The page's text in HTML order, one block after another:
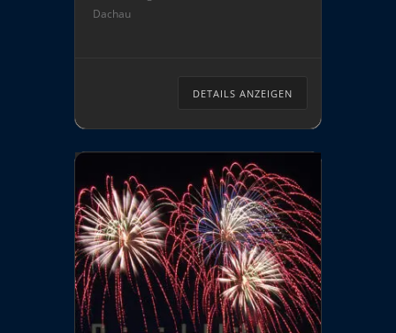
großes Feuerwerk beim
Dachau
DETAILS ANZEIGEN